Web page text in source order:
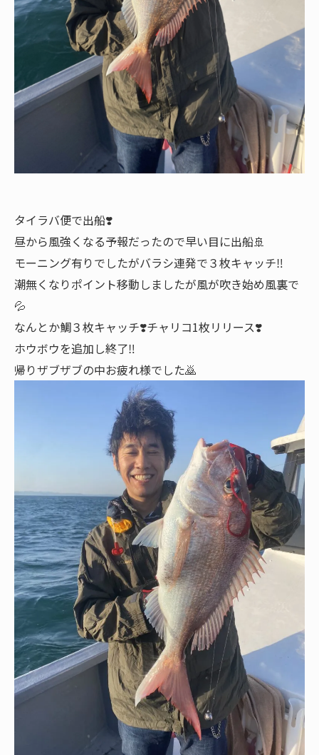
タイラバ便で出船❣️
昼から風強くなる予報だったので早い目に出船🚢
モーニング有りでしたがバラシ連発で３枚キャッチ‼️
潮無くなりポイント移動しましたが風が吹き始め風裏で
💦
なんとか鯛３枚キャッチ❣️チャリコ1枚リリース❣️
ホウボウを追加し終了‼️
帰りザブザブの中お疲れ様でした🙇